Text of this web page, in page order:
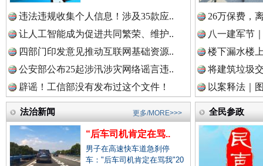
中国农业新闻网.
中国视频新闻网.
中国廉政法纪网.
一枚“钉子”竟然扎入要害部门
违法违规收集个人信息！涉及35款应..
让人工智能成为促进共同繁荣、维护..
四部门印发意见推动互联网基础资源..
公安部公布25起涉汛涉灾网络谣言违..
辟谣！工信部没有发布过这个文件！
26万保费，
八一建军节
楼下漏水楼
将建筑垃圾
以案释法｜
法治新闻
“后车司机肯定在骂..
男子在高速快车道急刹停
车："后车司机肯定在骂我"20
更多/MORE>>> 全民参政